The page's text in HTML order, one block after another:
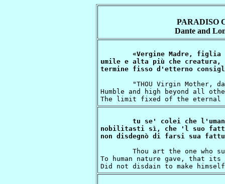
PARADISO
Dante and
«Vergine Madre,
umile e alta più che creatura,
Humble and high beyond all
tu se' colei che
nobilitasti sì, che 'l suo
To human nature gave, that its